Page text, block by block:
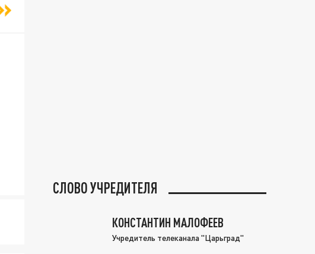
СЛОВО УЧРЕДИТЕЛЯ
КОНСТАНТИН МАЛОФЕЕВ
Учредитель телеканала "Царьград"